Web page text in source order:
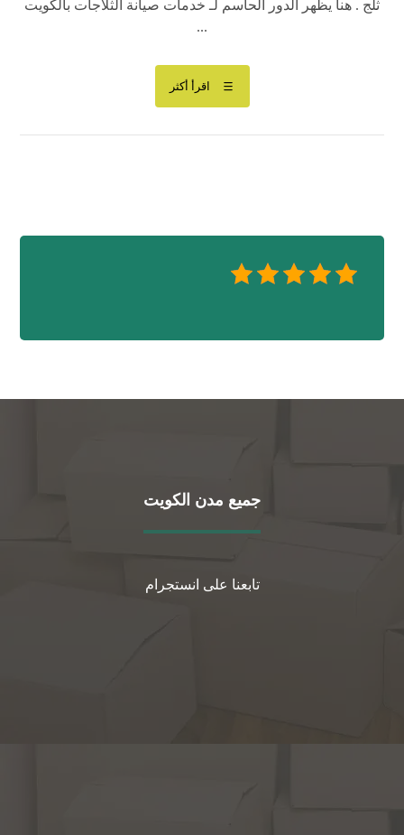
ثلج . هنا يظهر الدور الحاسم لـ خدمات صيانة الثلاجات بالكويت
...
اقرأ أكثر
جميع مدن الكويت
تابعنا على انستجرام